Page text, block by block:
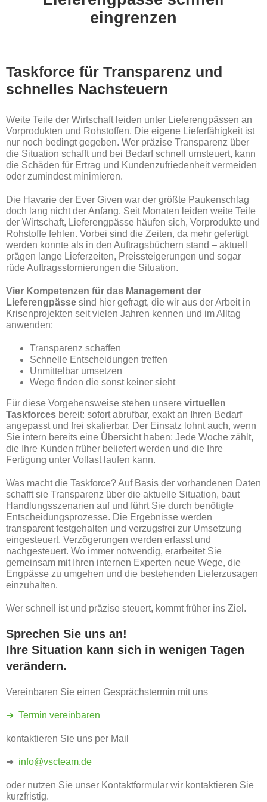
eingrenzen
Taskforce für Transparenz und
schnelles Nachsteuern
Weite Teile der Wirtschaft leiden unter Lieferengpässen an
Vorprodukten und Rohstoffen. Die eigene Lieferfähigkeit ist
nur noch bedingt gegeben. Wer präzise Transparenz über
die Situation schafft und bei Bedarf schnell umsteuert, kann
die Schäden für Ertrag und Kundenzufriedenheit vermeiden
oder zumindest minimieren.
Die Havarie der Ever Given war der größte Paukenschlag
doch lang nicht der Anfang. Seit Monaten leiden weite Teile
der Wirtschaft, Lieferengpässe häufen sich, Vorprodukte und
Rohstoffe fehlen. Vorbei sind die Zeiten, da mehr gefertigt
werden konnte als in den Auftragsbüchern stand – aktuell
prägen lange Lieferzeiten, Preissteigerungen und sogar
rüde Auftragsstornierungen die Situation.
Vier Kompetenzen für das Management der
Lieferengpässe sind hier gefragt, die wir aus der Arbeit in
Krisenprojekten seit vielen Jahren kennen und im Alltag
anwenden:
Transparenz schaffen
Schnelle Entscheidungen treffen
Unmittelbar umsetzen
Wege finden die sonst keiner sieht
Für diese Vorgehensweise stehen unsere virtuellen
Taskforces bereit: sofort abrufbar, exakt an Ihren Bedarf
angepasst und frei skalierbar. Der Einsatz lohnt auch, wenn
Sie intern bereits eine Übersicht haben: Jede Woche zählt,
die Ihre Kunden früher beliefert werden und die Ihre
Fertigung unter Vollast laufen kann.
Was macht die Taskforce? Auf Basis der vorhandenen Daten
schafft sie Transparenz über die aktuelle Situation, baut
Handlungsszenarien auf und führt Sie durch benötigte
Entscheidungsprozesse. Die Ergebnisse werden
transparent festgehalten und verzugsfrei zur Umsetzung
eingesteuert. Verzögerungen werden erfasst und
nachgesteuert. Wo immer notwendig, erarbeitet Sie
gemeinsam mit Ihren internen Experten neue Wege, die
Engpässe zu umgehen und die bestehenden Lieferzusagen
einzuhalten.
Wer schnell ist und präzise steuert, kommt früher ins Ziel.
Sprechen Sie uns an!
Ihre Situation kann sich in wenigen Tagen
verändern.
Vereinbaren Sie einen Gesprächstermin mit uns
➜ Termin vereinbaren
kontaktieren Sie uns per Mail
➜ info@vscteam.de
oder nutzen Sie unser Kontaktformular wir kontaktieren Sie
kurzfristig.